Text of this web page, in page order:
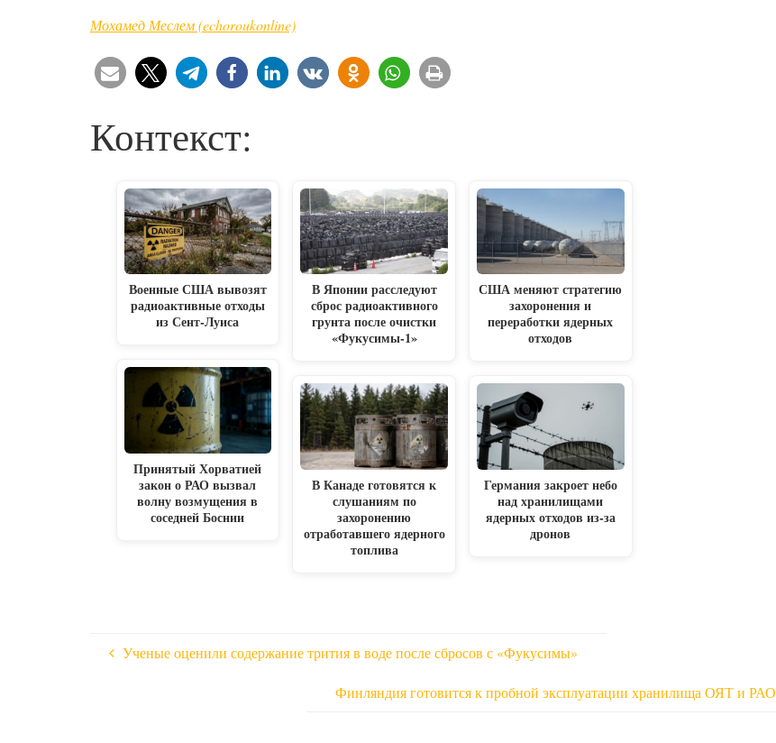
Мохамед Меслем (echoroukonline)
Контекст:
Военные США вывозят
радиоактивные отходы
из Сент-Луиса
Принятый Хорватией
закон о РАО вызвал
волну возмущения в
соседней Боснии
В Японии расследуют
сброс радиоактивного
грунта после очистки
«Фукусимы-1»
В Канаде готовятся к
слушаниям по
захоронению
отработавшего ядерного
топлива
США меняют стратегию
захоронения и
переработки ядерных
отходов
Германия закроет небо
над хранилищами
ядерных отходов из-за
дронов
Ученые оценили содержание трития в воде после сбросов с «Фукусимы»
Финляндия готовится к пробной эксплуатации хранилища ОЯТ и РАО